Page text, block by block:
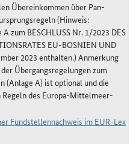
Übereinkommen über Pan-
(Hinweis:
zum BESCHLUSS Nr. 1/2023 DES
EU-BOSNIEN UND
2023 enthalten.) Anmerkung
Übergangsregelungen zum
A) ist optional und die
des Europa-Mittelmeer-
Fundstellennachweis im EUR-Lex